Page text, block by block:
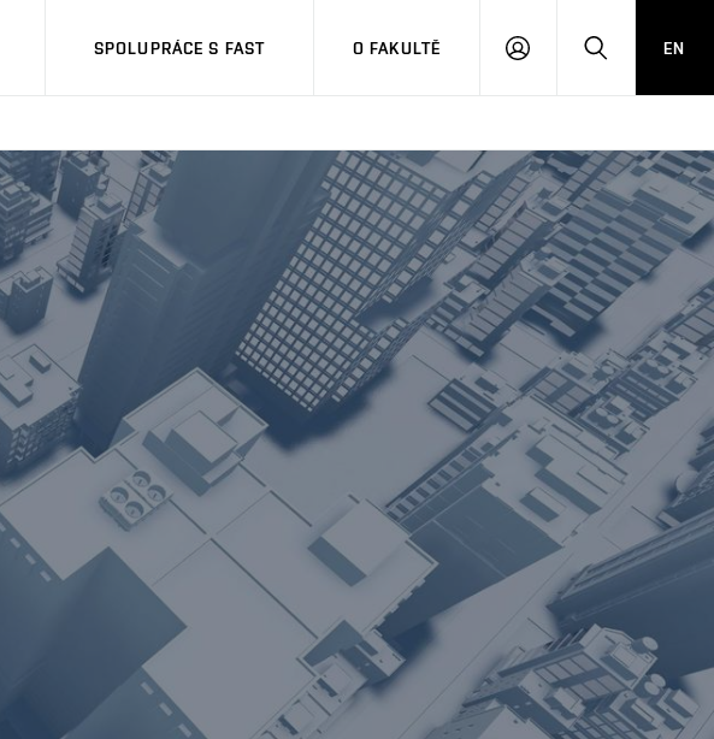
SPOLUPRÁCE S FAST O FAKULTĚ
PŘIHLÁSITHLEDAT
EN